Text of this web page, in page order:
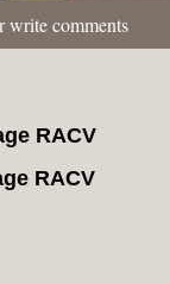
comments
RACV
RACV